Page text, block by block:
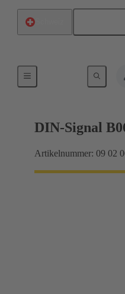
DIN-Signal
Artikelnummer: 09 02